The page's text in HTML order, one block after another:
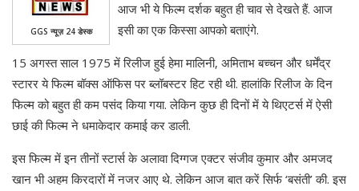
GGS न्यूज़ 24 डेस्क
आज भी ये फिल्म दर्शक बहुत ही चाव से देखते हैं. आज
इसी का एक किस्सा आपको बताएंगे.
15 अगस्त साल 1975 में रिलीज हुई हेमा मालिनी, अमिताभ बच्चन और धर्मेंद्र
स्टारर ये फिल्म बॉक्स ऑफिस पर ब्लॉबस्टर हिट रही थी. हालांकि रिलीज के दिन
फिल्म को बहुत ही कम पसंद किया गया. लेकिन कुछ ही दिनों में ये थिएटर्स में ऐसी
छाई की फिल्म ने धमाकेदार कमाई कर डाली.
इस फिल्म में इन तीनों स्टार्स के अलावा दिग्गज एक्टर संजीव कुमार और अमजद
खान भी अहम किरदारों में नजर आए थे. लेकिन आज बात करें सिर्फ ‘बसंती’ की. इस